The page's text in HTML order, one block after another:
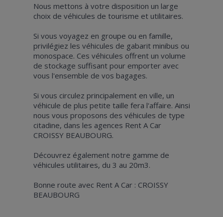
Nous mettons à votre disposition un large
choix de véhicules de tourisme et utilitaires.
Si vous voyagez en groupe ou en famille,
privilégiez les véhicules de gabarit minibus ou
monospace. Ces véhicules offrent un volume
de stockage suffisant pour emporter avec
vous l'ensemble de vos bagages.
Si vous circulez principalement en ville, un
véhicule de plus petite taille fera l'affaire. Ainsi
nous vous proposons des véhicules de type
citadine, dans les agences Rent A Car
CROISSY BEAUBOURG.
Découvrez également notre gamme de
véhicules utilitaires, du 3 au 20m3.
Bonne route avec Rent A Car : CROISSY
BEAUBOURG